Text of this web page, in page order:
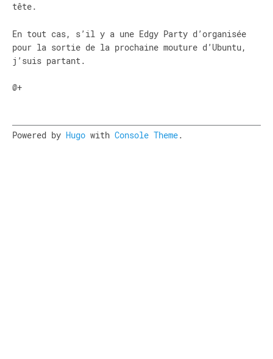
tête.
En tout cas, s’il y a une Edgy Party d’organisée
pour la sortie de la prochaine mouture d’Ubuntu,
j’suis partant.
@+
Powered by Hugo with Console Theme.